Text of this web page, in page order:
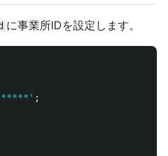
に事業所IDを設定します。
' ;